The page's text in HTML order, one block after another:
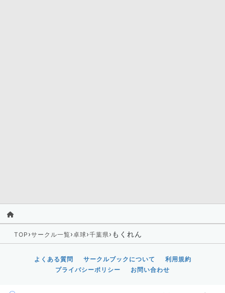
TOP ›サークル一覧›卓球›千葉県› もくれん
よくある質問 サークルブックについて
利用規約
プライバシーポリシー
お問い合わせ